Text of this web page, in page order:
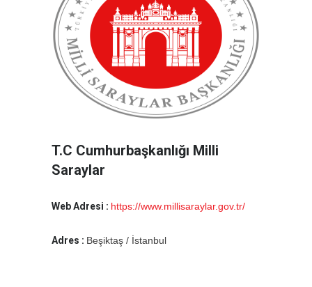
T.C Cumhurbaşkanlığı Milli
Saraylar
Web Adresi : https://www.millisaraylar.gov.tr/
Adres : Beşiktaş / İstanbul